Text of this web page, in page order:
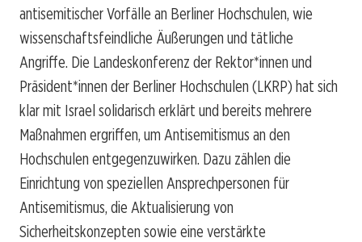
antisemitischer Vorfälle an Berliner Hochschulen, wie
wissenschaftsfeindliche Äußerungen und tätliche
Angriffe. Die Landeskonferenz der Rektor*innen und
Präsident*innen der Berliner Hochschulen (LKRP) hat sich
klar mit Israel solidarisch erklärt und bereits mehrere
Maßnahmen ergriffen, um Antisemitismus an den
Hochschulen entgegenzuwirken. Dazu zählen die
Einrichtung von speziellen Ansprechpersonen für
Antisemitismus, die Aktualisierung von
Sicherheitskonzepten sowie eine verstärkte